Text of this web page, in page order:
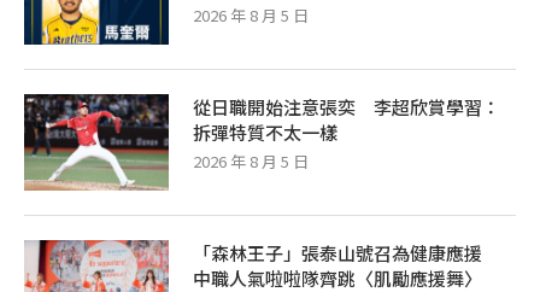
2026 年 8 月 5 日
從日職開始注意張奕 李超欣賞學習：
拆彈特質不太一樣
2026 年 8 月 5 日
「森林王子」張泰山號召為健康應援
中職人氣啦啦隊齊跳〈肌勵應援舞〉